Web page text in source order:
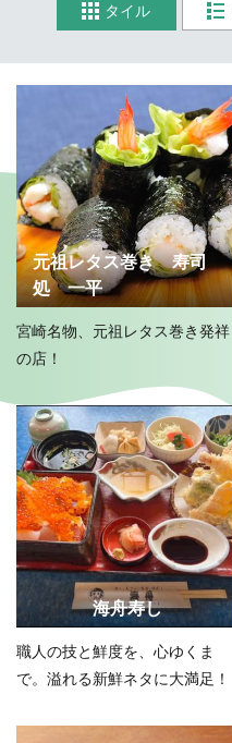
タイル
元祖レタス巻き 寿司
処 一平
宮崎名物、元祖レタス巻き発祥
の店！
海舟寿し
職人の技と鮮度を、心ゆくま
で。溢れる新鮮ネタに大満足！